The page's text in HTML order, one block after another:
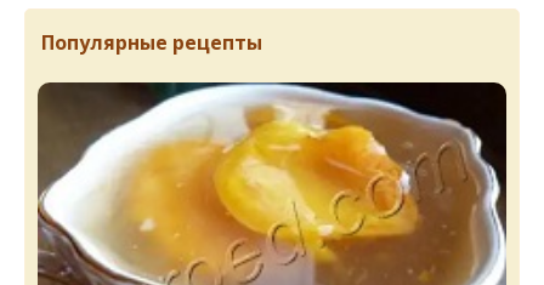
Популярные рецепты